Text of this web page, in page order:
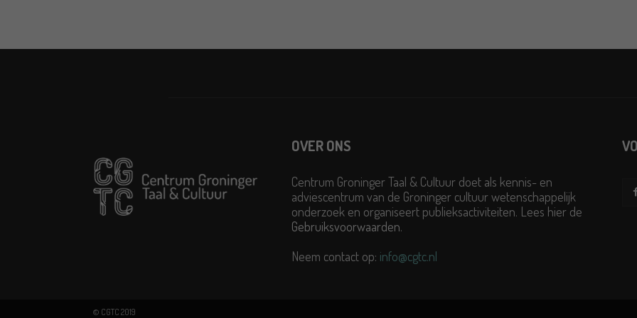
OVER ONS
Centrum Groninger Taal & Cultuur doet als kennis- en
adviescentrum van de Groninger cultuur wetenschappelijk
onderzoek en organiseert publieksactiviteiten. Lees hier de
Gebruiksvoorwaarden.
Neem contact op: info@cgtc.nl
© CGTC 2019